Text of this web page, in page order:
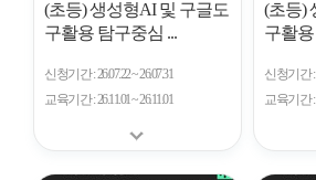
(초등) 생성형AI 및 구글도
구활용 탐구중심 ...
신청기간 26.07.22 ~ 26.07.31
교육기간 26.11.01 ~ 26.11.01
(초등)
구활
신청기간
교육기간